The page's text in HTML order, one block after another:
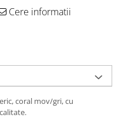
Cere informatii
coral mov/gri, cu